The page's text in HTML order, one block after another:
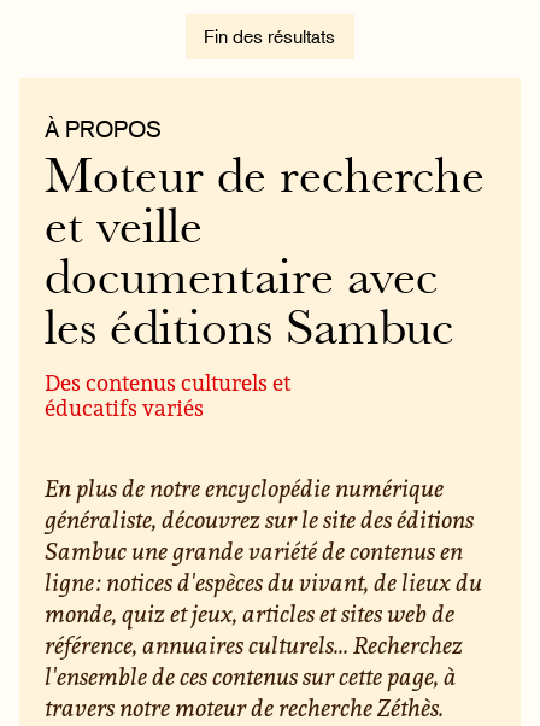
Fin des résultats
À PROPOS
Moteur de recherche
et veille
documentaire avec
les éditions Sambuc
Des contenus culturels et
éducatifs variés
En plus de notre encyclopédie numérique
généraliste, découvrez sur le site des éditions
Sambuc une grande variété de contenus en
ligne : notices d'espèces du vivant, de lieux du
monde, quiz et jeux, articles et sites web de
référence, annuaires culturels... Recherchez
l'ensemble de ces contenus sur cette page, à
travers notre moteur de recherche Zéthès.